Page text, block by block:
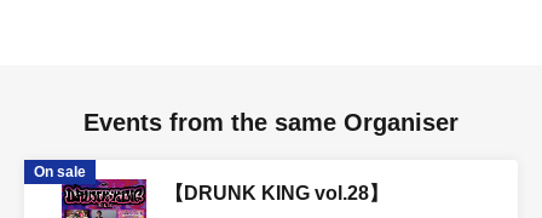
Events from the same Organiser
On sale
【DRUNK KING vol.28】